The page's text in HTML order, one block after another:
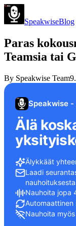
SpeakwiseBlog
Paras
Teamsia tai
By Speakwise Team
Speakwise -
Älä
Älykkäät
Laadi
Nauhoita jopa
Automaattinen
Nauhoita